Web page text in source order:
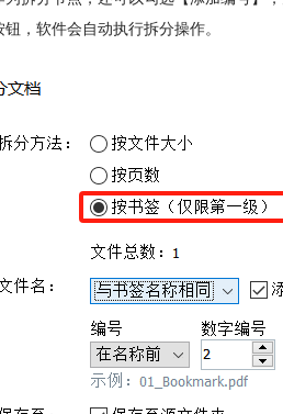
，软件会自动执行拆分操作。